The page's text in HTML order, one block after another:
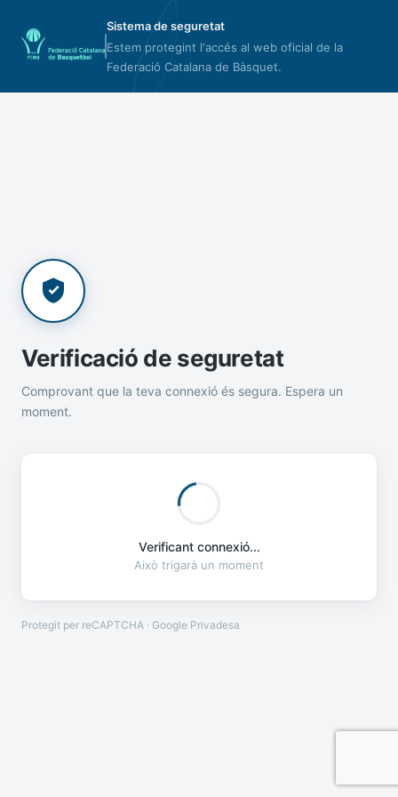
Sistema de seguretat
Estem protegint l'accés al web oficial de la
Federació Catalana de Bàsquet.
Verificació de seguretat
Comprovant que la teva connexió és segura. Espera un
moment.
Verificant connexió...
Això trigarà un moment
Protegit per reCAPTCHA · Google Privadesa